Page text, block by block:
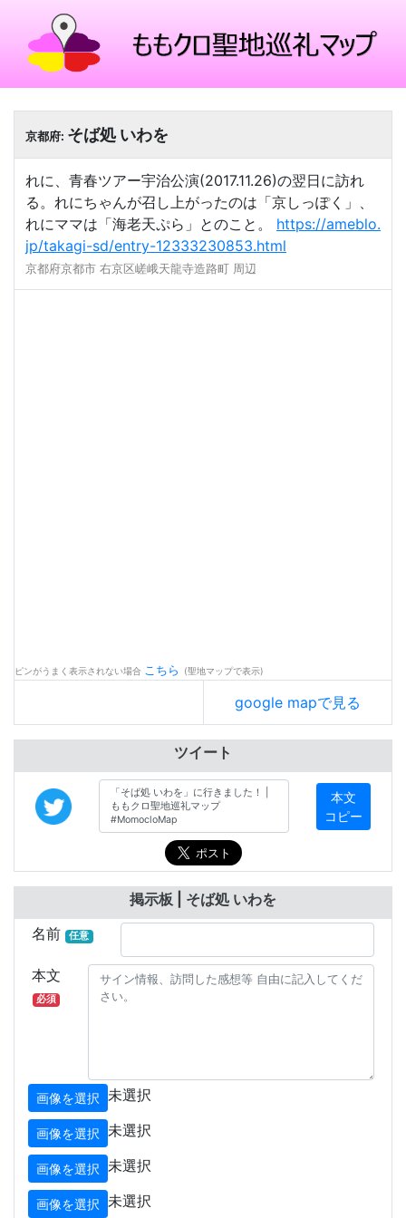
京都府: そば処 いわを
れに、青春ツアー宇治公演(2017.11.26)の翌日に訪れ
る。れにちゃんが召し上がったのは「京しっぽく」、
れにママは「海老天ぷら」とのこと。 https://ameblo.
jp/takagi-sd/entry-12333230853.html
京都府京都市 右京区嵯峨天龍寺造路町 周辺
ピンがうまく表示されない場合 こちら (聖地マップで表示)
google mapで見る
ツイート
本文
コピー
掲示板 | そば処 いわを
名前
任意
本文
必須
画像を選択 未選択
画像を選択 未選択
画像を選択 未選択
画像を選択 未選択